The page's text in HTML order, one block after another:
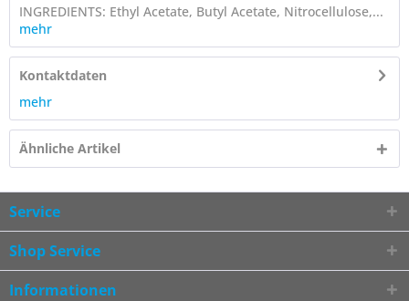
INGREDIENTS: Ethyl Acetate, Butyl Acetate, Nitrocellulose,...
mehr
Kontaktdaten
mehr
Ähnliche Artikel
Service
Shop Service
Informationen